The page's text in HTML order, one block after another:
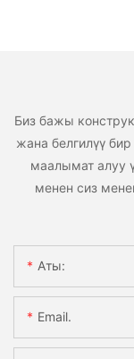
Биз бажы
жана белгилүү
маалымат алуу
менен сиз
Аты:
Email.